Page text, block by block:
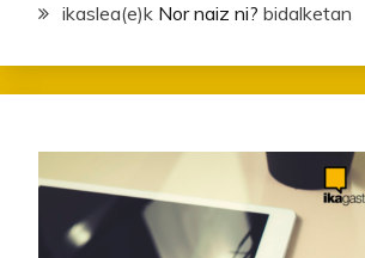
ikaslea(e)k Nor naiz ni? bidalketan